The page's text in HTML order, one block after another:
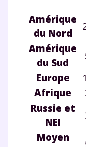
Amérique
du Nord
Amérique
du Sud
Europe
Afrique
Russie et
NEI
Moyen